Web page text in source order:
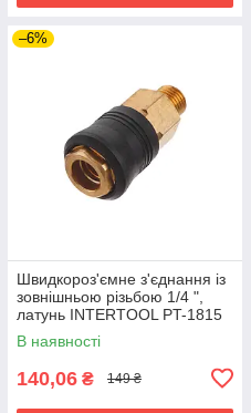
–6%
Швидкороз'ємне з'єднання із
зовнішньою різьбою 1/4 ",
латунь INTERTOOL PT-1815
В наявності
140,06 ₴ 149 ₴